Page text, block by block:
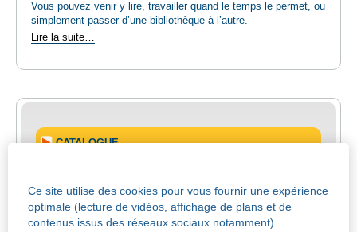
Vous pouvez venir y lire, travailler quand le temps le permet, ou
simplement passer d’une bibliothèque à l’autre.
Le
Lire la suite…
Ce site utilise des cookies pour vous fournir une expérience
optimale (lecture de vidéos, affichage de plans et de
contenus issus des réseaux sociaux notamment).
CATALOGUE
MON COMPTE